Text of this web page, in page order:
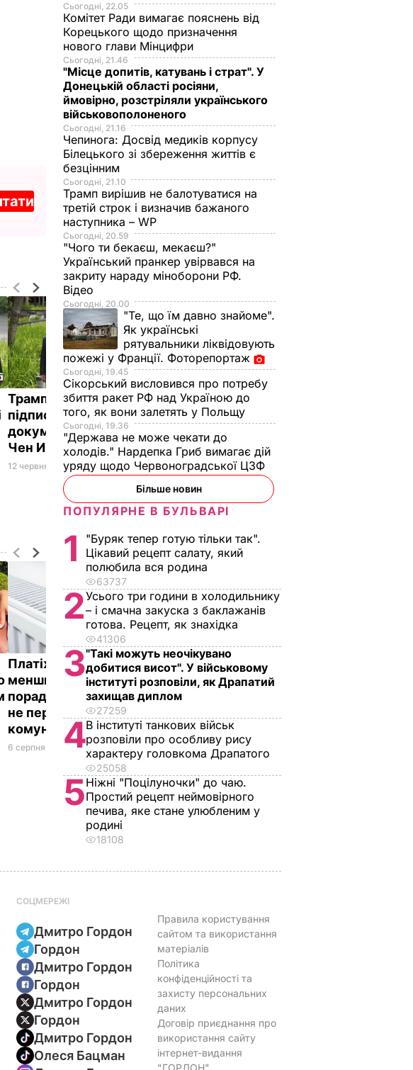
Трамп анонсував
підписання
документів із Кім
Чен Ином
12 червня, 08.45СВІТ
Платіжки стануть
меншими – дієві
поради "без води", як
не переплачувати за
комуналку
6 серпня, 17.13 БУЛЬВАР
Чому Чарльз III
насправді
проігнорував 45-
принца Гаррі і не
привітав невістку
БУЛЬВАР
Сьогодні, 22.05
Комітет Ради вимагає пояснень від
Корецького щодо призначення
нового глави Мінцифри
Сьогодні, 21.46
"Місце допитів, катувань і страт". У
Донецькій області росіяни,
ймовірно, розстріляли українського
військовополоненого
Сьогодні, 21.16
Чепинога: Досвід медиків корпусу
Білецького зі збереження життів є
безцінним
Сьогодні, 21.10
Трамп вирішив не балотуватися на
третій строк і визначив бажаного
наступника – WP
Сьогодні, 20.59
"Чого ти бекаєш, мекаєш?"
Український пранкер увірвався на
закриту нараду міноборони РФ.
Відео
Сьогодні, 20.00
"Те, що їм давно знайоме".
Як українські
рятувальники ліквідовують
пожежі у Франції. Фоторепортаж
Сьогодні, 19.45
Сікорський висловився про потребу
збиття ракет РФ над Україною до
того, як вони залетять у Польщу
Сьогодні, 19.36
"Держава не може чекати до
холодів." Нардепка Гриб вимагає дій
уряду щодо Червоноградської ЦЗФ
Більше новин
ПОПУЛЯРНЕ В БУЛЬВАРІ
1
"Буряк тепер готую тільки так".
Цікавий рецепт салату, який
полюбила вся родина
63737
2Усього три години в холодильнику
– і смачна закуска з баклажанів
готова. Рецепт, як знахідка
41306
3"Такі можуть неочікувано
добитися висот". У військовому
інституті розповіли, як Драпатий
захищав диплом
27259
4В інституті танкових військ
розповіли про особливу рису
характеру головкома Драпатого
25058
5Ніжні "Поцілуночки" до чаю.
Простий рецепт неймовірного
печива, яке стане улюбленим у
родині
18108
СОЦМЕРЕЖІ
Дмитро Гордон
Гордон
Дмитро Гордон
Гордон
Дмитро Гордон
Гордон
Дмитро Гордон
Олеся Бацман
Правила користування
сайтом та використання
матеріалів
Політика
конфіденційності та
захисту персональних
даних
Договір приєднання про
використання сайту
інтернет-видання
"ГОРДОН"